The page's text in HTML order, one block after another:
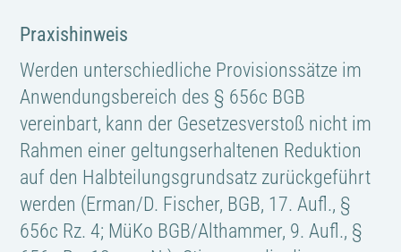
Praxishinweis
Werden unterschiedliche Provisionssätze im
Anwendungsbereich des § 656c BGB
vereinbart, kann der Gesetzesverstoß nicht im
Rahmen einer geltungserhaltenen Reduktion
auf den Halbteilungsgrundsatz zurückgeführt
werden (Erman/D. Fischer, BGB, 17. Aufl., §
656c Rz. 4; MüKo BGB/Althammer, 9. Aufl., §